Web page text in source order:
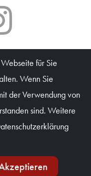
Ticket
Mi, Fr 10–13 Uhr
5020 Salzburg
2026
für Sie
Wenn Sie
der Verwendung von
sind. Weitere